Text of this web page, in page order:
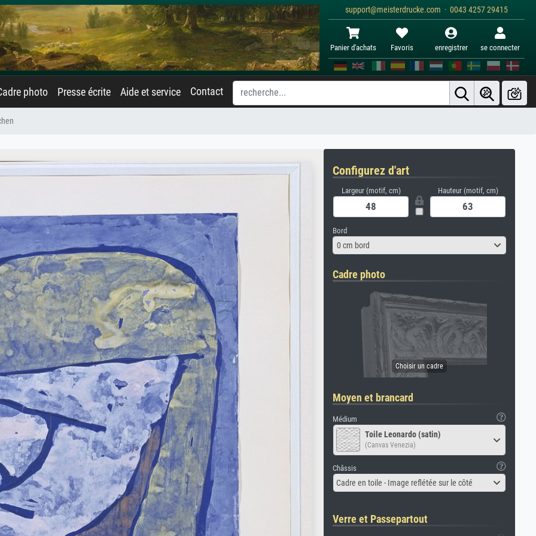
support@meisterdrucke.com · 0043 4257 29415
Panier d'achats Favoris enregistrer se connecter
photo Presse écrite Aide et service Contact
Configurez d'art
Largeur (motif, cm) Hauteur (motif, cm)
Bord
0 cm bord
Cadre photo
Moyen et brancard
Médium
Toile Leonardo (satin)
(Canvas Venezia)
Châssis
Cadre en toile - Image reflétée sur le côté
Verre et Passepartout